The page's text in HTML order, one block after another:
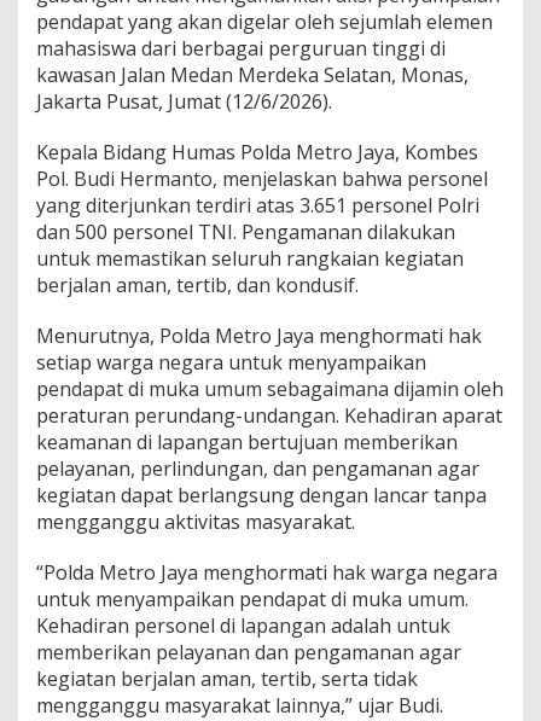
pendapat yang akan digelar oleh sejumlah elemen
mahasiswa dari berbagai perguruan tinggi di
kawasan Jalan Medan Merdeka Selatan, Monas,
Jakarta Pusat, Jumat (12/6/2026).
Kepala Bidang Humas Polda Metro Jaya, Kombes
Pol. Budi Hermanto, menjelaskan bahwa personel
yang diterjunkan terdiri atas 3.651 personel Polri
dan 500 personel TNI. Pengamanan dilakukan
untuk memastikan seluruh rangkaian kegiatan
berjalan aman, tertib, dan kondusif.
Menurutnya, Polda Metro Jaya menghormati hak
setiap warga negara untuk menyampaikan
pendapat di muka umum sebagaimana dijamin oleh
peraturan perundang-undangan. Kehadiran aparat
keamanan di lapangan bertujuan memberikan
pelayanan, perlindungan, dan pengamanan agar
kegiatan dapat berlangsung dengan lancar tanpa
mengganggu aktivitas masyarakat.
“Polda Metro Jaya menghormati hak warga negara
untuk menyampaikan pendapat di muka umum.
Kehadiran personel di lapangan adalah untuk
memberikan pelayanan dan pengamanan agar
kegiatan berjalan aman, tertib, serta tidak
mengganggu masyarakat lainnya,” ujar Budi.